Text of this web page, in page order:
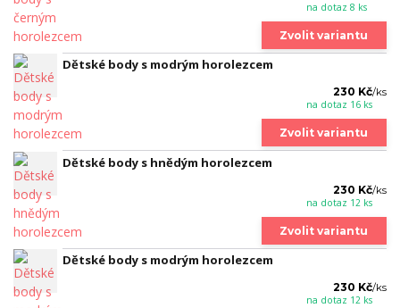
na dotaz 8 ks
Zvolit variantu
Dětské body s modrým horolezcem
230 Kč/ks
na dotaz 16 ks
Zvolit variantu
Dětské body s hnědým horolezcem
230 Kč/ks
na dotaz 12 ks
Zvolit variantu
Dětské body s modrým horolezcem
230 Kč/ks
na dotaz 12 ks